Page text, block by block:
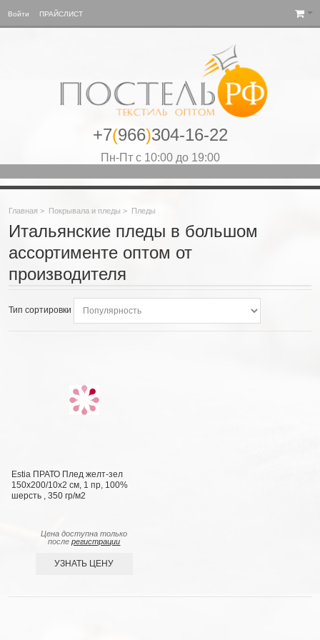
Войти ПРАЙСЛИСТ
+7(966)304-16-22
Пн-Пт с 10:00 до 19:00
Главная > Покрывала и пледы > Пледы
Итальянские пледы в большом
ассортименте оптом от
производителя
Тип сортировки
Estia ПРАТО Плед желт-зел
150х200/10х2 см, 1 пр, 100%
шерсть , 350 гр/м2
Цена доступна только
послерегистрации
УЗНАТЬ ЦЕНУ